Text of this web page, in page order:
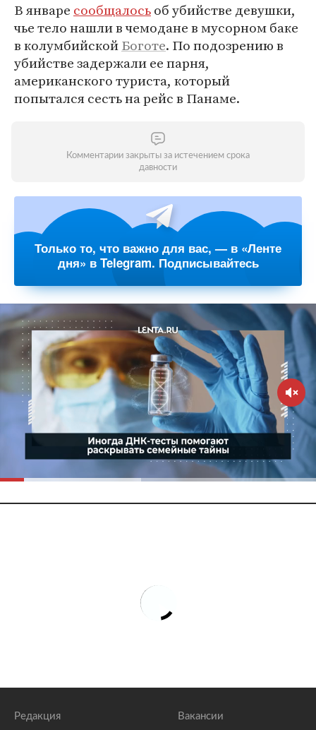
В январе сообщалосьоб убийстве девушки,
чье тело нашли в чемодане в мусорном баке
в колумбийскойБоготе. По подозрению в
убийстве задержали ее парня,
американского туриста, который
попытался сесть на рейс в Панаме.
Комментарии закрыты за истечением срока
давности
Только то, что важно для вас, — в «Ленте
дня» в Telegram. Подписывайтесь
Редакция Вакансии